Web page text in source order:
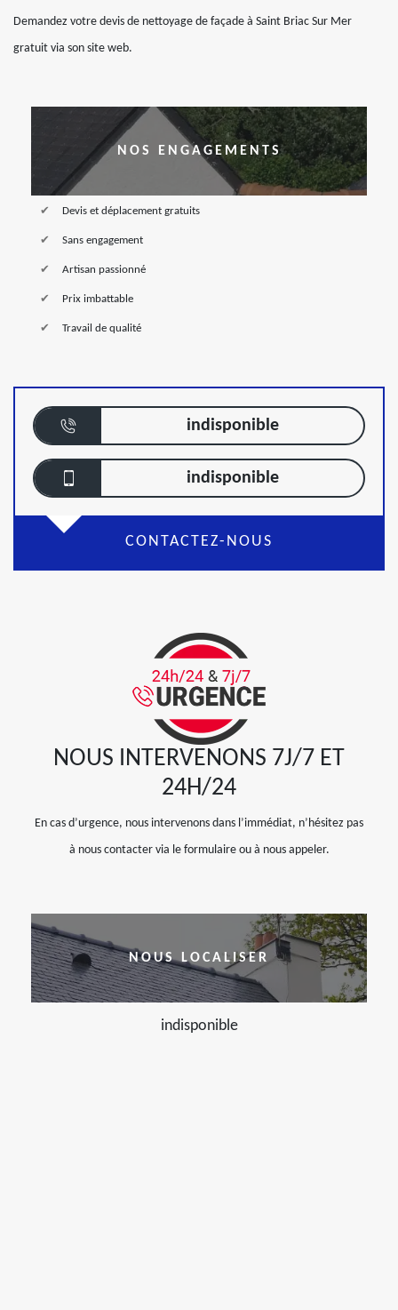
Demandez votre devis de nettoyage de façade à Saint Briac Sur Mer
gratuit via son site web.
NOS ENGAGEMENTS
Devis et déplacement gratuits
Sans engagement
Artisan passionné
Prix imbattable
Travail de qualité
indisponible
indisponible
CONTACTEZ-NOUS
NOUS INTERVENONS 7J/7 ET
24H/24
En cas d’urgence, nous intervenons dans l’immédiat, n’hésitez pas
à nous contacter via le formulaire ou à nous appeler.
NOUS LOCALISER
indisponible